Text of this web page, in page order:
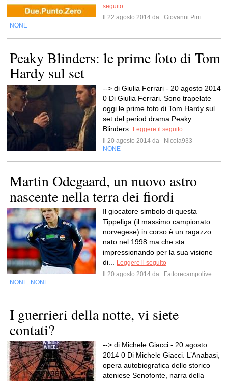
seguito
Il 22 agosto 2014 da
Giovanni Pirri
NONE
Peaky Blinders: le prime foto di Tom
Hardy sul set
--> di Giulia Ferrari - 20 agosto 2014
0 Di Giulia Ferrari. Sono trapelate
oggi le prime foto di Tom Hardy sul
set del period drama Peaky
Blinders.
Leggere il seguito
Il 20 agosto 2014 da
Nicola933
NONE
Martin Odegaard, un nuovo astro
nascente nella terra dei fiordi
Il giocatore simbolo di questa
Tippeliga (il massimo campionato
norvegese) in corso è un ragazzo
nato nel 1998 ma che sta
impressionando per la sua visione
di...
Leggere il seguito
Il 20 agosto 2014 da
Fattorecampolive
NONE NONE
I guerrieri della notte, vi siete
contati?
--> di Michele Giacci - 20 agosto
2014 0 Di Michele Giacci. L’Anabasi,
opera autobiografica dello storico
ateniese Senofonte, narra della